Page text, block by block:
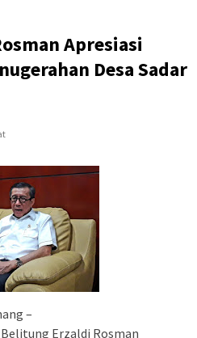
Apresiasi
Desa Sadar
–
Erzaldi Rosman